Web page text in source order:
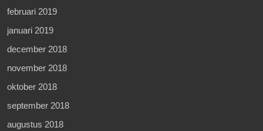
februari 2019
januari 2019
december 2018
november 2018
oktober 2018
september 2018
augustus 2018